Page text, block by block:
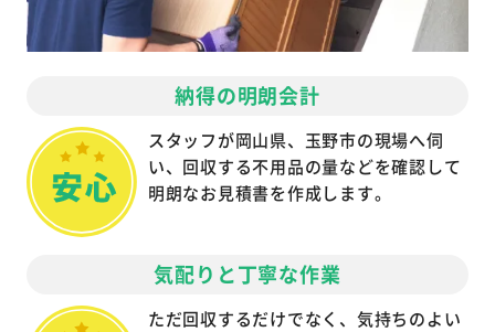
納得の明朗会計
スタッフが岡山県、玉野市の現場へ伺
い、回収する不用品の量などを確認して
明朗なお見積書を作成します。
気配りと丁寧な作業
ただ回収するだけでなく、気持ちのよい